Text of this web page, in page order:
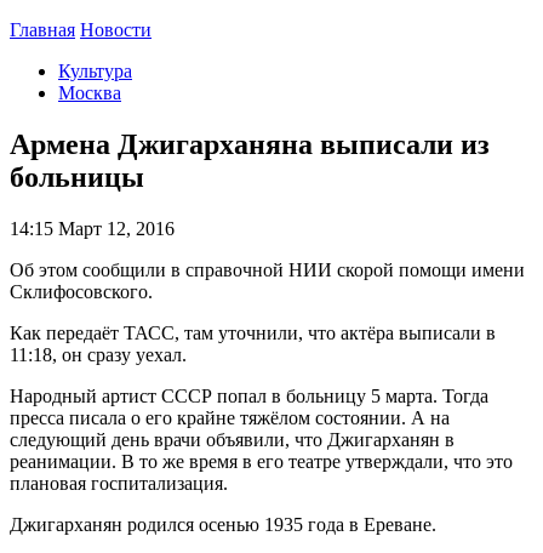
Главная Новости
Культура
Москва
Армена Джигарханяна выписали из
больницы
14:15 Март 12, 2016
Об этом сообщили в справочной НИИ скорой помощи имени
Склифосовского.
Как передаёт ТАСС, там уточнили, что актёра выписали в
11:18, он сразу уехал.
Народный артист СССР попал в больницу 5 марта. Тогда
пресса писала о его крайне тяжёлом состоянии. А на
следующий день врачи объявили, что Джигарханян в
реанимации. В то же время в его театре утверждали, что это
плановая госпитализация.
Джигарханян родился осенью 1935 года в Ереване.